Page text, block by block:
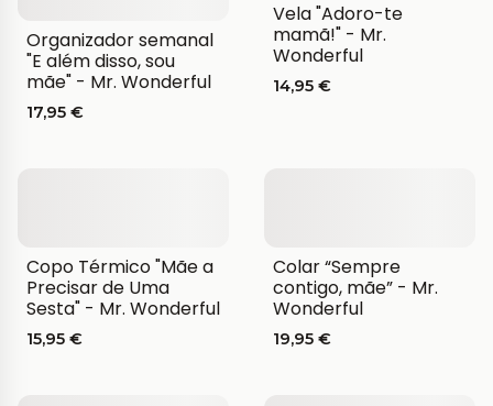
Organizador semanal
"E além disso, sou
mãe" - Mr. Wonderful
17,95 €
Vela "Adoro-te
mamã!" - Mr.
Wonderful
14,95 €
Copo Térmico "Mãe a
Precisar de Uma
Sesta" - Mr. Wonderful
15,95 €
Colar “Sempre
contigo, mãe” - Mr.
Wonderful
19,95 €